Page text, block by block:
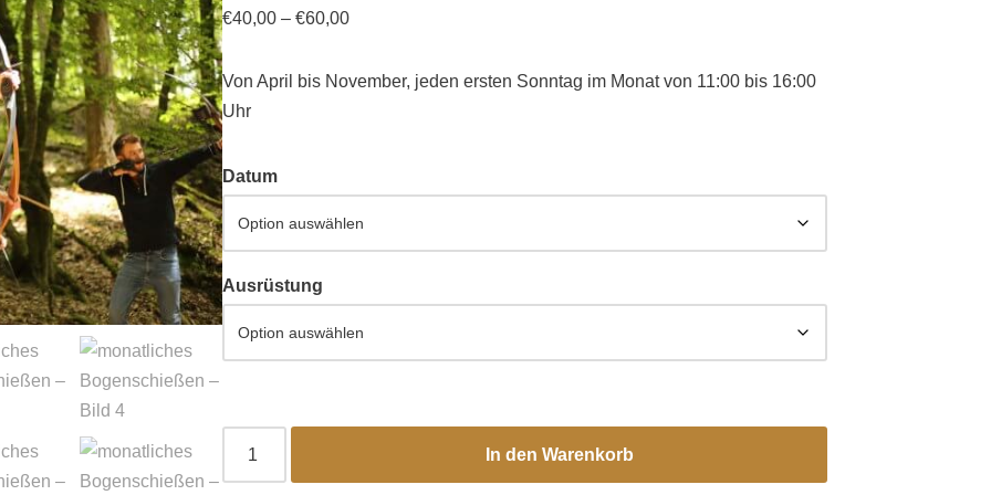
€40,00 –€60,00
Von April bis November, jeden ersten Sonntag im Monat von 11:00 bis 16:00
Uhr
Datum
Ausrüstung
In den Warenkorb